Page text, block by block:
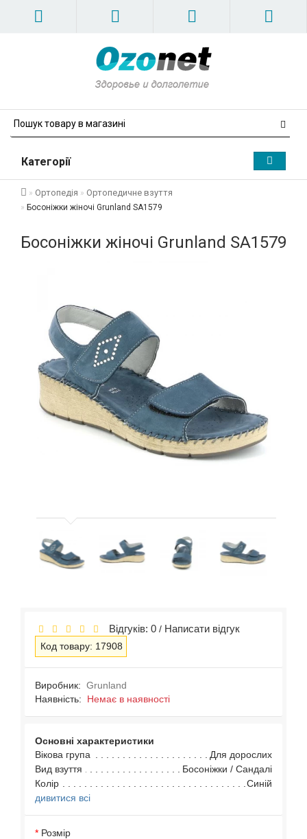
Категорії
Ортопедія Ортопедичне взуття
Босоніжки жіночі Grunland SA1579
Босоніжки жіночі Grunland SA1579
Відгуків: 0 / Написати відгук
Код товару: 17908
Виробник: Grunland
Наявність: Немає в наявності
Основні характеристики
Вікова група
Для дорослих
Вид взуття
Босоніжки / Сандалі
Колір
Синій
дивитися всі
Розмір